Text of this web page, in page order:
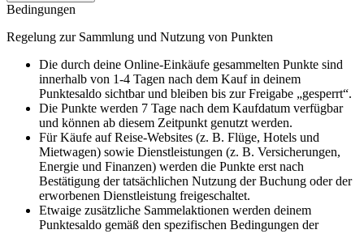
Bedingungen
Regelung zur Sammlung und Nutzung von Punkten
Die durch deine Online-Einkäufe gesammelten Punkte sind
innerhalb von 1-4 Tagen nach dem Kauf in deinem
Punktesaldo sichtbar und bleiben bis zur Freigabe „gesperrt“.
Die Punkte werden 7 Tage nach dem Kaufdatum verfügbar
und können ab diesem Zeitpunkt genutzt werden.
Für Käufe auf Reise-Websites (z. B. Flüge, Hotels und
Mietwagen) sowie Dienstleistungen (z. B. Versicherungen,
Energie und Finanzen) werden die Punkte erst nach
Bestätigung der tatsächlichen Nutzung der Buchung oder der
erworbenen Dienstleistung freigeschaltet.
Etwaige zusätzliche Sammelaktionen werden deinem
Punktesaldo gemäß den spezifischen Bedingungen der